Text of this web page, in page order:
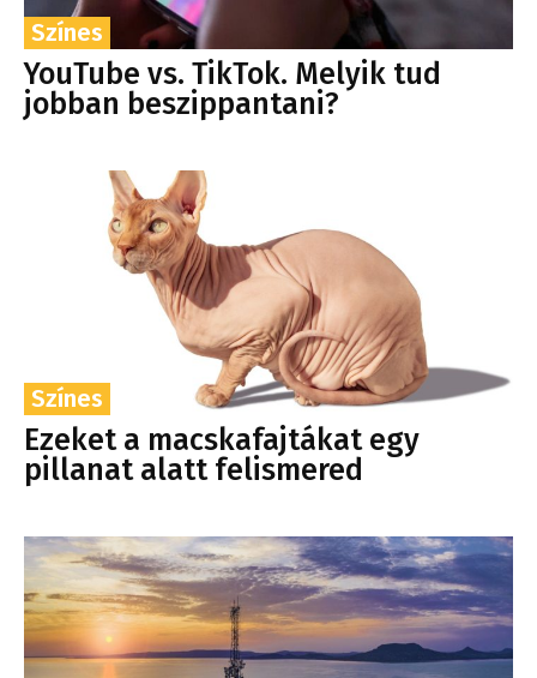
Színes
YouTube vs. TikTok. Melyik tud
jobban beszippantani?
Színes
Ezeket a macskafajtákat egy
pillanat alatt felismered